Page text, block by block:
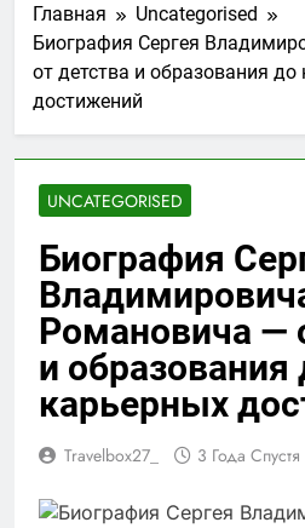
Главная
Uncategorised
Биография Сергея
от детства и образования
достижений
UNCATEGORISED
Биография
Романовича —
и образования
карьерных
Travelbox27_ 3 Года Спустя